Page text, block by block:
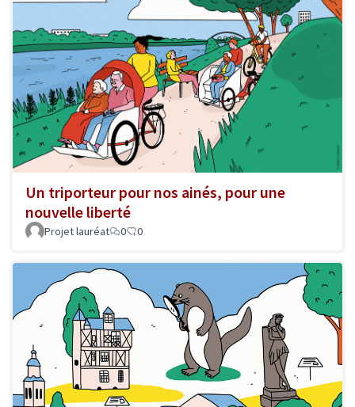
Un triporteur pour nos ainés, pour une
nouvelle liberté
Projet lauréat 0 0